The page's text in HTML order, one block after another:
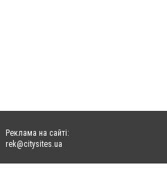
Реклама на сайті:
rek@citysites.ua